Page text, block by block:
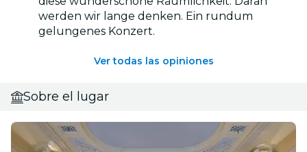
werden wir lange denken. Ein rundum
gelungenes Konzert.
Ver todas las opiniones
Sobre el lugar